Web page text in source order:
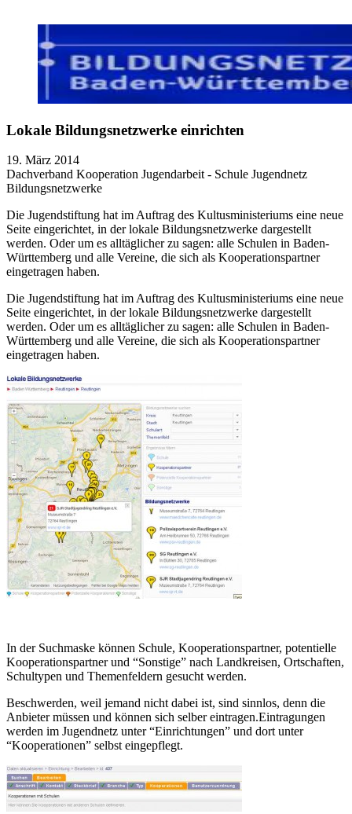
Lokale Bildungsnetzwerke einrichten
19. März 2014
Dachverband Kooperation Jugendarbeit - Schule Jugendnetz
Bildungsnetzwerke
Die Jugendstiftung hat im Auftrag des Kultusministeriums eine neue
Seite eingerichtet, in der lokale Bildungsnetzwerke dargestellt
werden. Oder um es alltäglicher zu sagen: alle Schulen in Baden-
Württemberg und alle Vereine, die sich als Kooperationspartner
eingetragen haben.
Die Jugendstiftung hat im Auftrag des Kultusministeriums eine neue
Seite eingerichtet, in der lokale Bildungsnetzwerke dargestellt
werden. Oder um es alltäglicher zu sagen: alle Schulen in Baden-
Württemberg und alle Vereine, die sich als Kooperationspartner
eingetragen haben.
In der Suchmaske können Schule, Kooperationspartner, potentielle
Kooperationspartner und “Sonstige” nach Landkreisen, Ortschaften,
Schultypen und Themenfeldern gesucht werden.
Beschwerden, weil jemand nicht dabei ist, sind sinnlos, denn die
Anbieter müssen und können sich selber eintragen.Eintragungen
werden im Jugendnetz unter “Einrichtungen” und dort unter
“Kooperationen” selbst eingepflegt.